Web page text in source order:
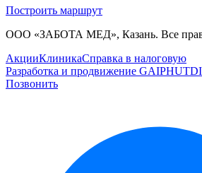
Построить маршрут
ООО «ЗАБОТА МЕД», Казань. Все
АкцииКлиникаСправка в налоговую
Разработка и продвижение
Позвонить